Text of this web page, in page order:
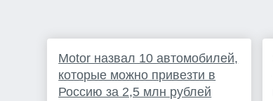
Motor назвал 10 автомобилей,
которые можно привезти в
Россию за 2,5 млн рублей